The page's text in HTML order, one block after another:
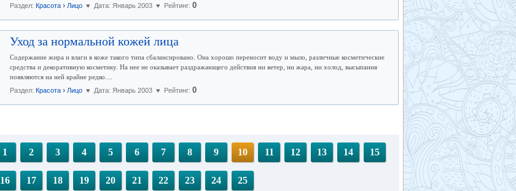
Раздел: Красота › Лицо ♥ Дата: Январь 2003 ♥ Рейтинг: 0
Уход за нормальной кожей лица
Содержание жира и влаги в коже такого типа сбалансировано. Она хорошо переносит воду и мыло, различные косметические
средства и декоративную косметику. На нее не оказывает раздражающего действия ни ветер, ни жара, ни холод, высыпания
появляются на ней крайне редко....
Раздел: Красота › Лицо ♥ Дата: Январь 2003 ♥ Рейтинг: 0
1 2 3 4 5 6 7 8 9 10 11 12 13 14 15
16 17 18 19 20 21 22 23 24 25